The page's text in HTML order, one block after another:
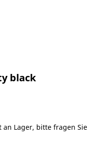
black
Lager, bitte fragen Sie